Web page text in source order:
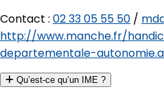
Contact : 02 33 05 55 50 /
http://www.manche.fr/
departementale-
Qu’est-ce qu’un IME ?